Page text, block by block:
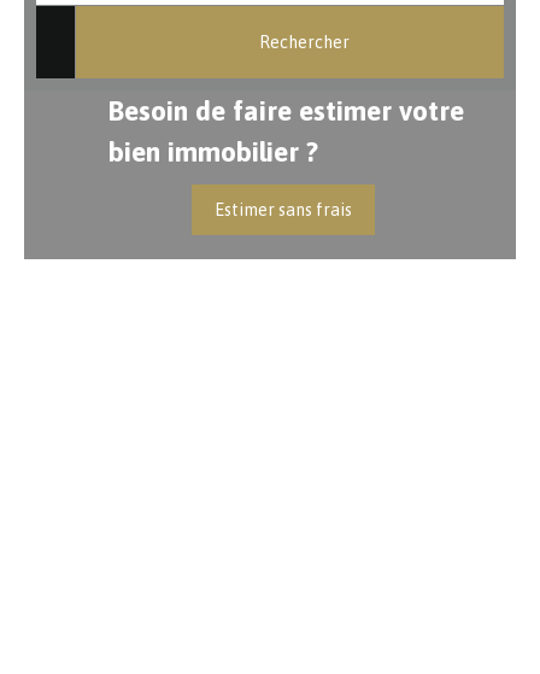
Rechercher
Besoin de faire estimer votre
bien immobilier ?
Estimer sans frais